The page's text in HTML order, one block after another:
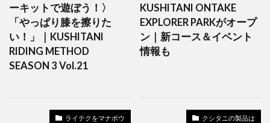
ーキットで遊ぼう！〉
「やっぱり膝を擦りた
い！」｜KUSHITANI
RIDING METHOD
SEASON 3 Vol.21
KUSHITANI ONTAKE
EXPLORER PARKがオープ
ン｜新コース＆イベント
情報も
ライテクをマナボウ クシタニの製品は